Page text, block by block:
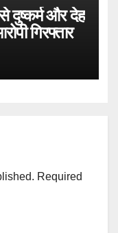
से दुष्कर्म और देह
गिरफ्तार
Required